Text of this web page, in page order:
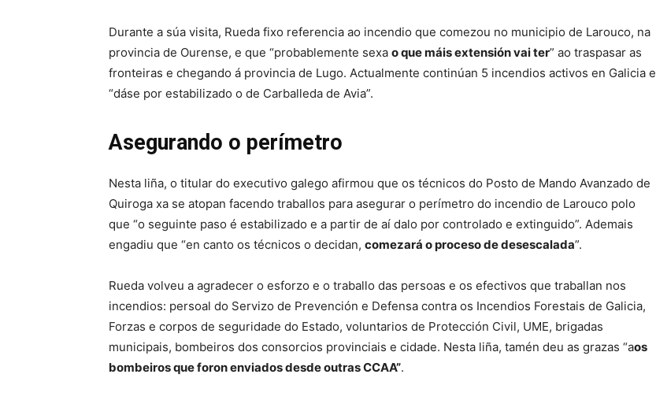
Durante a súa visita, Rueda fixo referencia ao incendio que comezou no municipio de Larouco, na
provincia de Ourense, e que “probablemente sexa o que máis extensión vai ter” ao traspasar as
fronteiras e chegando á provincia de Lugo. Actualmente continúan 5 incendios activos en Galicia e
“dáse por estabilizado o de Carballeda de Avia”.
Asegurando o perímetro
Nesta liña, o titular do executivo galego afirmou que os técnicos do Posto de Mando Avanzado de
Quiroga xa se atopan facendo traballos para asegurar o perímetro do incendio de Larouco polo
que “o seguinte paso é estabilizado e a partir de aí dalo por controlado e extinguido”. Ademais
engadiu que “en canto os técnicos o decidan, comezará o proceso de desescalada”.
Rueda volveu a agradecer o esforzo e o traballo das persoas e os efectivos que traballan nos
incendios: persoal do Servizo de Prevención e Defensa contra os Incendios Forestais de Galicia,
Forzas e corpos de seguridade do Estado, voluntarios de Protección Civil, UME, brigadas
municipais, bombeiros dos consorcios provinciais e cidade. Nesta liña, tamén deu as grazas “aos
bombeiros que foron enviados desde outras CCAA”.